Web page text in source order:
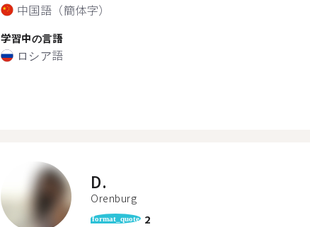
中国語（簡体字）
学習中の言語
ロシア語
D.
Orenburg
format_quote 2